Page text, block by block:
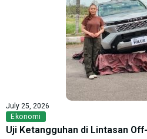
July 25, 2026
Ekonomi
Uji Ketangguhan di Lintasan